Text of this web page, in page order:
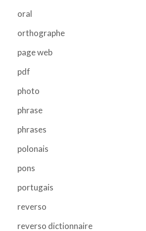
oral
orthographe
page web
pdf
photo
phrase
phrases
polonais
pons
portugais
reverso
reverso dictionnaire